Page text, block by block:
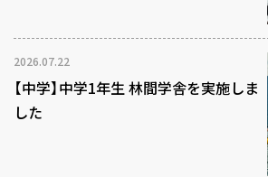
2026.07.22
【中学】中学1年生 林間学舎を実施しま
した